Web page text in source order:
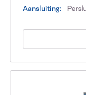
Aansluiting: